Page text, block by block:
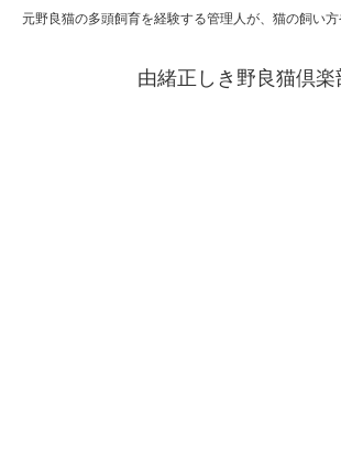
元野良猫の多頭飼育を経験する管理人が、猫の飼い方
由緒正しき野良猫倶楽